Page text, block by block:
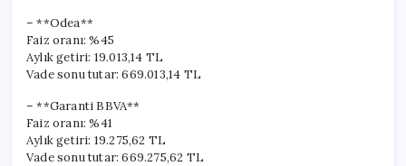
– **Odea**
Faiz oranı: %45
Aylık getiri: 19.013,14 TL
Vade sonu tutar: 669.013,14 TL
– **Garanti BBVA**
Faiz oranı: %41
Aylık getiri: 19.275,62 TL
Vade sonu tutar: 669.275,62 TL